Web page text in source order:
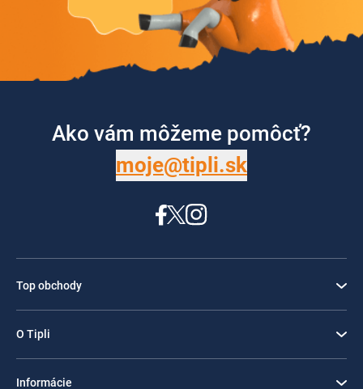
Ako vám môžeme pomôcť?
moje@tipli.sk
Top obchody
O Tipli
Informácie